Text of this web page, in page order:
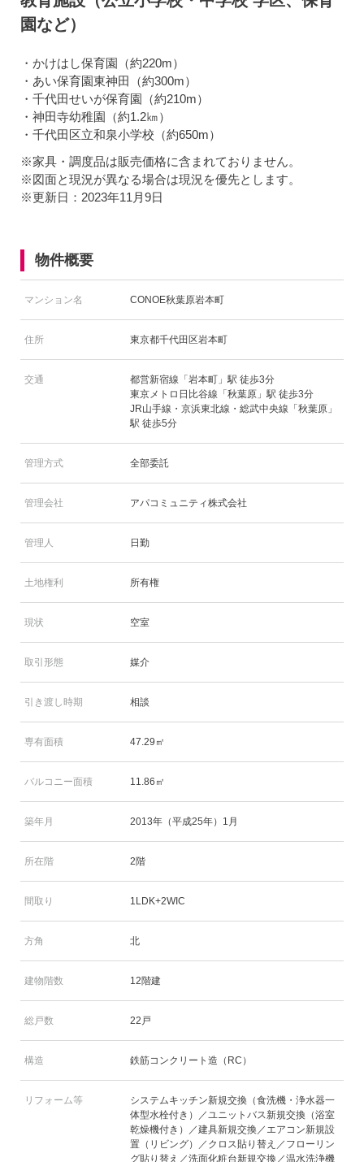
園など）
・かけはし保育園（約220m）
・あい保育園東神田（約300m）
・千代田せいが保育園（約210m）
・神田寺幼稚園（約1.2㎞）
・千代田区立和泉小学校（約650m）
※家具・調度品は販売価格に含まれておりません。
※図面と現況が異なる場合は現況を優先とします。
※更新日：2023年11月9日
物件概要
マンション名 CONOE秋葉原岩本町
住所 東京都千代田区岩本町
交通
都営新宿線「岩本町」駅 徒歩3分
東京メトロ日比谷線「秋葉原」駅 徒歩3分
JR山手線・京浜東北線・総武中央線「秋葉原」
駅 徒歩5分
管理方式 全部委託
管理会社 アパコミュニティ株式会社
管理人 日勤
土地権利 所有権
現状 空室
取引形態 媒介
引き渡し時期 相談
専有面積 47.29㎡
バルコニー面積 11.86㎡
築年月 2013年（平成25年）1月
所在階 2階
間取り 1LDK+2WIC
方角 北
建物階数 12階建
総戸数 22戸
構造 鉄筋コンクリート造（RC）
リフォーム等
システムキッチン新規交換（食洗機・浄水器一
体型水栓付き）／ユニットバス新規交換（浴室
乾燥機付き）／建具新規交換／エアコン新規設
置（リビング）／クロス貼り替え／フローリン
グ貼り替え／洗面化粧台新規交換／温水洗浄機